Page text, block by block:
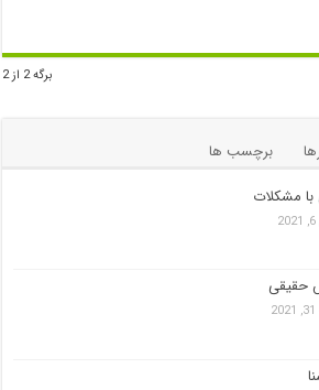
برگه 2 از 2
برچسب ها
مشکلات